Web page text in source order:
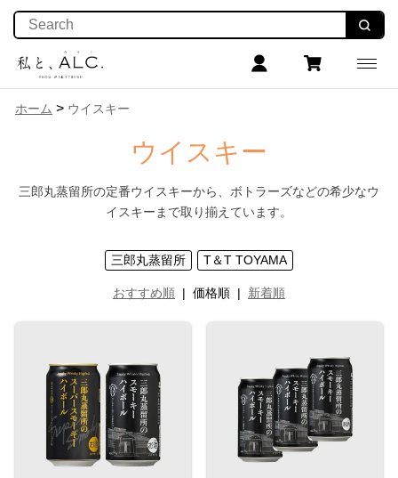
ホーム > ウイスキー
ウイスキー
三郎丸蒸留所の定番ウイスキーから、ボトラーズなどの希少なウ
イスキーまで取り揃えています。
三郎丸蒸留所 T＆T TOYAMA
おすすめ順 | 価格順 | 新着順